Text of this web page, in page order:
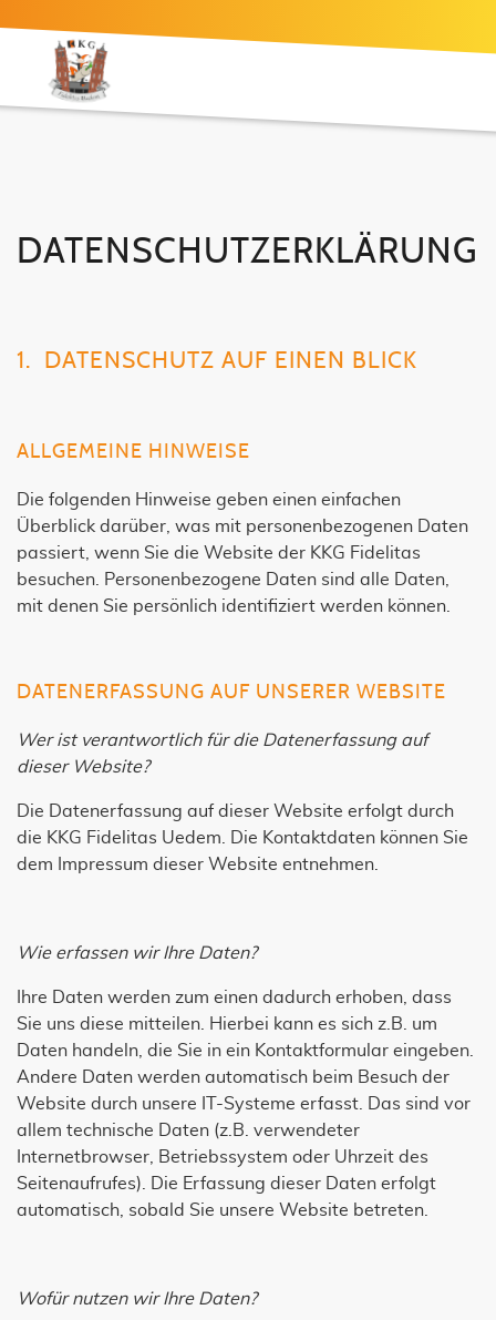
DATENSCHUTZERKLÄRUNG
1. DATENSCHUTZ AUF EINEN BLICK
ALLGEMEINE HINWEISE
Die folgenden Hinweise geben einen einfachen
Überblick darüber, was mit personenbezogenen Daten
passiert, wenn Sie die Website der KKG Fidelitas
besuchen. Personenbezogene Daten sind alle Daten,
mit denen Sie persönlich identifiziert werden können.
DATENERFASSUNG AUF UNSERER WEBSITE
Wer ist verantwortlich für die Datenerfassung auf
dieser Website?
Die Datenerfassung auf dieser Website erfolgt durch
die KKG Fidelitas Uedem. Die Kontaktdaten können Sie
dem Impressum dieser Website entnehmen.
Wie erfassen wir Ihre Daten?
Ihre Daten werden zum einen dadurch erhoben, dass
Sie uns diese mitteilen. Hierbei kann es sich z.B. um
Daten handeln, die Sie in ein Kontaktformular eingeben.
Andere Daten werden automatisch beim Besuch der
Website durch unsere IT-Systeme erfasst. Das sind vor
allem technische Daten (z.B. verwendeter
Internetbrowser, Betriebssystem oder Uhrzeit des
Seitenaufrufes). Die Erfassung dieser Daten erfolgt
automatisch, sobald Sie unsere Website betreten.
Wofür nutzen wir Ihre Daten?